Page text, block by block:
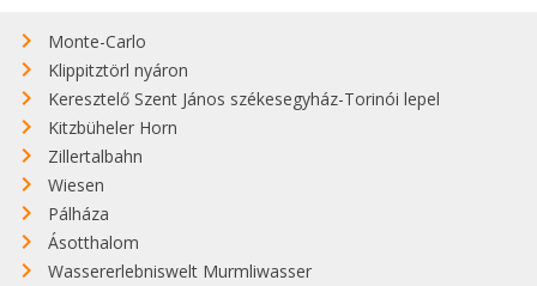
Monte-Carlo
Klippitztörl nyáron
Keresztelő Szent János székesegyház-Torinói lepel
Kitzbüheler Horn
Zillertalbahn
Wiesen
Pálháza
Ásotthalom
Wassererlebniswelt Murmliwasser